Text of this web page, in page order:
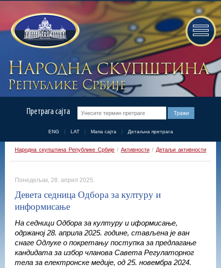
Претрага сајта
ENG LAT Мапа сајта Детаљна претрага
Народна скупштина Републике Србије / Активности / Детаљи активности
Понедељак, 28. април 2025.
Девета седница Одбора за културу и
информисање
На седници Одбора за културу и иформисање,
одржаној 28. априла 2025. године, стављена је ван
снаге Одлуке о покретању поступка за предлагање
кандидата за избор чланова Савета Регулаторног
тела за електронске медије, од 25. новембра 2024.